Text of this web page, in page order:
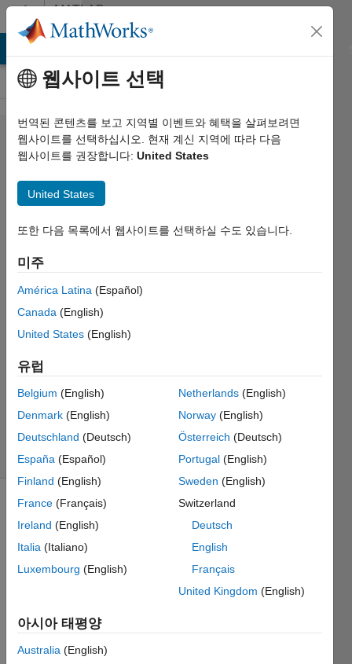
콘텐츠로 바로 가기
MATLAB
Answers
how can
i write
the code
of pulse
function?
>
Alhandhali
2018 12월
1 답변
업데이트
12월 18
조회 수: 5
(30일)
to
e the
웹사이트 선택
번역된 콘텐츠를 보고 지역별 이벤트와 혜택을 살펴보려면
웹사이트를 선택하십시오. 현재 계신 지역에 따라 다음
웹사이트를 권장합니다: United States
United States
또한 다음 목록에서 웹사이트를 선택하실 수도 있습니다.
미주
América Latina (Español)
Canada (English)
United States (English)
유럽
Belgium (English)
Denmark (English)
Deutschland (Deutsch)
España (Español)
Finland (English)
France (Français)
Ireland (English)
Italia (Italiano)
Luxembourg (English)
Netherlands(English)
Norway(English)
Österreich (Deutsch)
Portugal(English)
Sweden (English)
Switzerland
Deutsch
English
Français
United Kingdom (English)
아시아 태평양
Australia (English)